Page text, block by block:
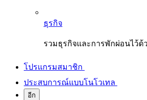
ธุรกิจ
รวมธุรกิจและการพักผ่อนไว้ด้
โปรแกรมสมาชิก
ประสบการณ์แบบโนโวเทล
อีก